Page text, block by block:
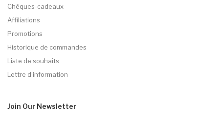
Chèques-cadeaux
Affiliations
Promotions
Historique de commandes
Liste de souhaits
Lettre d’information
Join Our Newsletter